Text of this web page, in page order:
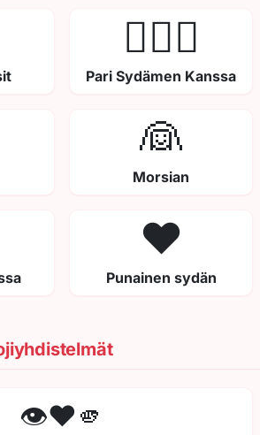
👩‍❤️‍👨
Pari Sydämen Kanssa
👰
Morsian
❤️
Punainen sydän
👁️❤️🫵